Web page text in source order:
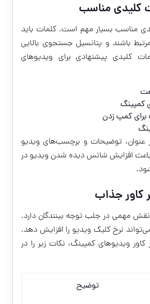
کلیدی مناسب
مناسب بسیار مهم است. کلمات باید
باشند و پتانسیل جستجوی بالایی
کلیدی پیشنهادی برای ویدیوهای
کمپینگ
کمپ زدن
عنوان، توضیحات و برچسب‌های ویدیو
باعث افزایش شانس دیده شدن ویدیو در
کاور جذاب
مهمی در جلب توجه بینندگان دارد.
نرخ کلیک ویدیو را افزایش دهد.
کاور ویدیوهای کمپینگ، نکات زیر را در
توضیح